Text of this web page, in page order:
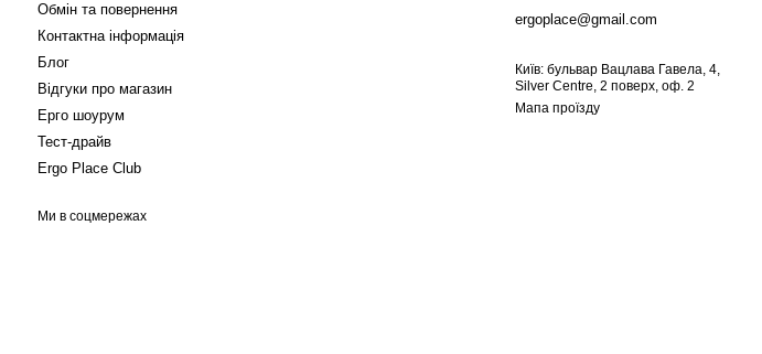
Обмін та повернення
Контактна інформація
Блог
Відгуки про магазин
Ерго шоурум
Тест-драйв
Ergo Place Club
Ми в соцмережах
ergoplace@gmail.com
Київ: бульвар Вацлава Гавела, 4,
Silver Centre, 2 поверх, оф. 2
Мапа проїзду